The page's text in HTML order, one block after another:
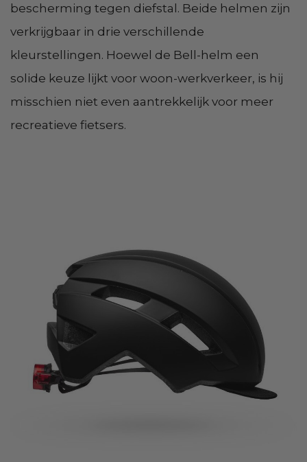
bescherming tegen diefstal. Beide helmen zijn
verkrijgbaar in drie verschillende
kleurstellingen. Hoewel de Bell-helm een
solide keuze lijkt voor woon-werkverkeer, is hij
misschien niet even aantrekkelijk voor meer
recreatieve fietsers.